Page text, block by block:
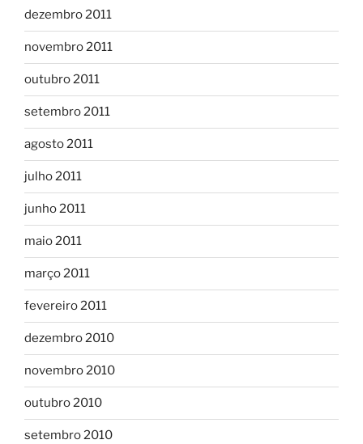
dezembro 2011
novembro 2011
outubro 2011
setembro 2011
agosto 2011
julho 2011
junho 2011
maio 2011
março 2011
fevereiro 2011
dezembro 2010
novembro 2010
outubro 2010
setembro 2010